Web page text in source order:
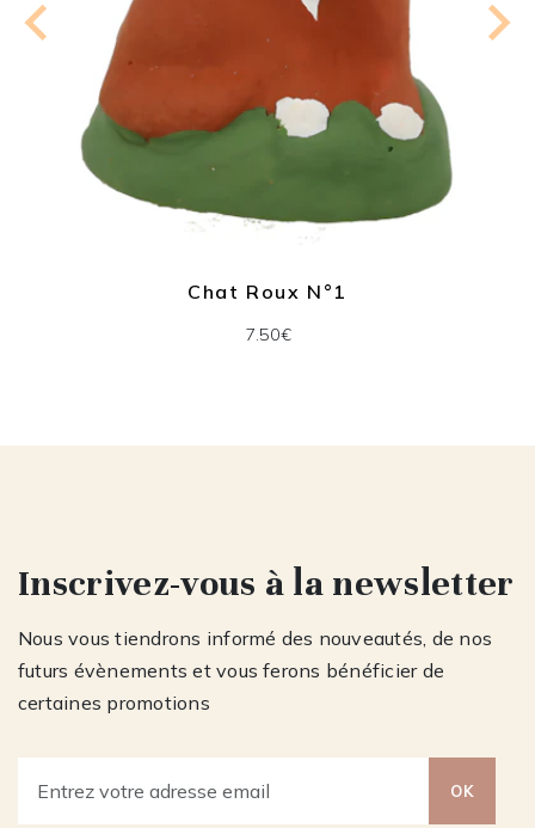
Chat Roux N°1
7.50€
Inscrivez-vous à la newsletter
Nous vous tiendrons informé des nouveautés, de nos
futurs évènements et vous ferons bénéficier de
certaines promotions
OK